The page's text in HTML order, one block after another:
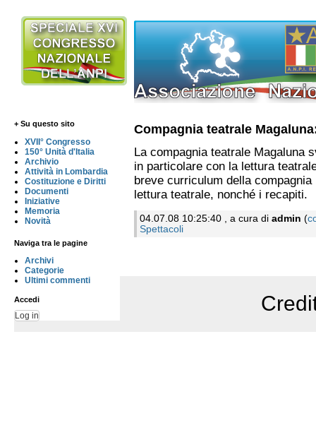
+ Su questo sito
XVII° Congresso
150° Unità d'Italia
Archivio
Attività in Lombardia
Costituzione e Diritti
Documenti
Iniziative
Memoria
Novità
Naviga tra le pagine
Archivi
Categorie
Ultimi commenti
Accedi
Log in
Compagnia teatrale
La compagnia teatrale Magaluna
in particolare con la lettura
breve curriculum della
lettura teatrale, nonché i recapiti.
04.07.08 10:25:40 , a cura di admin (
Spettacoli